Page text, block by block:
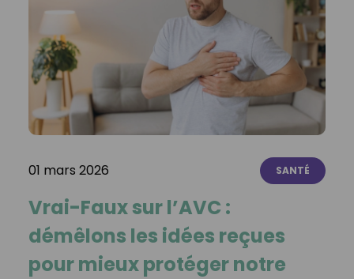
01 mars 2026 SANTÉ
Vrai-Faux sur l’AVC :
démêlons les idées reçues
pour mieux protéger notre